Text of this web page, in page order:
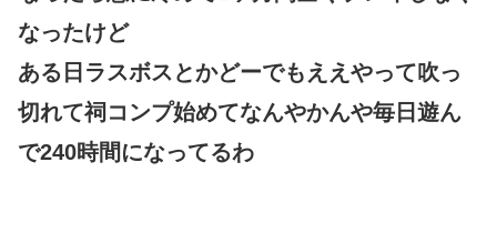
なったけど
ある日ラスボスとかどーでもええやって吹っ
切れて祠コンプ始めてなんやかんや毎日遊ん
で240時間になってるわ